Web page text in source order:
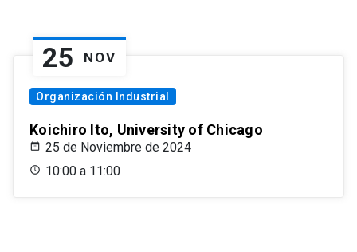
25 NOV
Organización Industrial
Koichiro Ito, University of Chicago
25 de Noviembre de 2024
10:00 a 11:00